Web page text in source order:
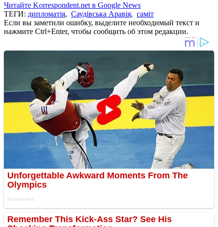
Читайте Korrespondent.net в Google News
ТЕГИ: дипломатія, Саудівська Аравія, саміт
Если вы заметили ошибку, выделите необходимый текст и
нажмите Ctrl+Enter, чтобы сообщить об этом редакции.